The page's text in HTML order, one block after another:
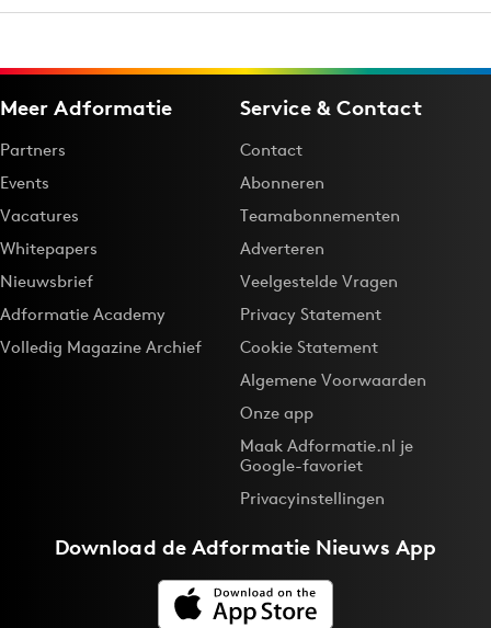
Meer Adformatie
Partners
Events
Vacatures
Whitepapers
Nieuwsbrief
Adformatie Academy
Volledig Magazine Archief
Service & Contact
Contact
Abonneren
Teamabonnementen
Adverteren
Veelgestelde Vragen
Privacy Statement
Cookie Statement
Algemene Voorwaarden
Onze app
Maak Adformatie.nl je
Google-favoriet
Privacyinstellingen
Download deAdformatie Nieuws App